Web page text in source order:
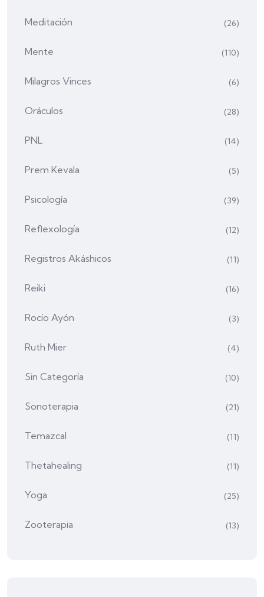
Meditación (26)
Mente (110)
Milagros Vinces (6)
Oráculos (28)
PNL (14)
Prem Kevala (5)
Psicología (39)
Reflexología (12)
Registros Akáshicos (11)
Reiki (16)
Rocío Ayón (3)
Ruth Mier (4)
Sin Categoría (10)
Sonoterapia (21)
Temazcal (11)
Thetahealing (11)
Yoga (25)
Zooterapia (13)